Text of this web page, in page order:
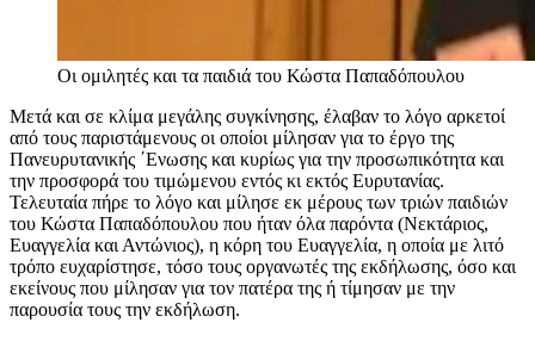
Οι ομιλητές και τα παιδιά του Κώστα Παπαδόπουλου
Μετά και σε κλίμα μεγάλης συγκίνησης, έλαβαν το λόγο αρκετοί
από τους παριστάμενους οι οποίοι μίλησαν για το έργο της
Πανευρυτανικής ΄Ενωσης και κυρίως για την προσωπικότητα και
την προσφορά του τιμώμενου εντός κι εκτός Ευρυτανίας.
Τελευταία πήρε το λόγο και μίλησε εκ μέρους των τριών παιδιών
του Κώστα Παπαδόπουλου που ήταν όλα παρόντα (Νεκτάριος,
Ευαγγελία και Αντώνιος), η κόρη του Ευαγγελία, η οποία με λιτό
τρόπο ευχαρίστησε, τόσο τους οργανωτές της εκδήλωσης, όσο και
εκείνους που μίλησαν για τον πατέρα της ή τίμησαν με την
παρουσία τους την εκδήλωση.